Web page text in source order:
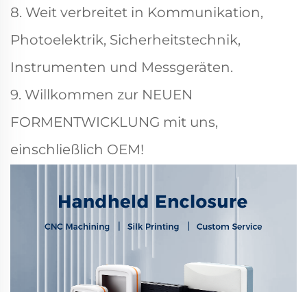
8. Weit verbreitet in Kommunikation,
Photoelektrik, Sicherheitstechnik,
Instrumenten und Messgeräten.
9. Willkommen zur NEUEN
FORMENTWICKLUNG mit uns,
einschließlich OEM!